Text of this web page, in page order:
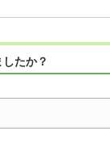
たか？